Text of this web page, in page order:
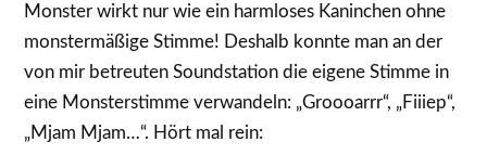
Monster wirkt nur wie ein harmloses Kaninchen ohne
monstermäßige Stimme! Deshalb konnte man an der
von mir betreuten Soundstation die eigene Stimme in
eine Monsterstimme verwandeln: „Groooarrr“, „Fiiiep“,
„Mjam Mjam…“. Hört mal rein: